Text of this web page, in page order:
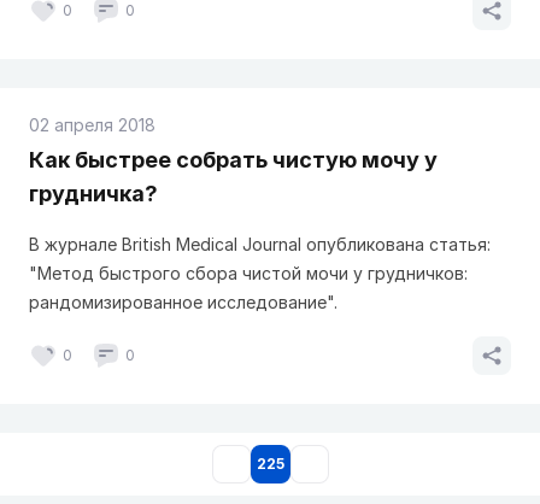
0 0
02 апреля 2018
Как быстрее собрать чистую мочу у
грудничка?
В журнале British Medical Journal опубликована статья:
"Метод быстрого сбора чистой мочи у грудничков:
рандомизированное исследование".
0 0
225